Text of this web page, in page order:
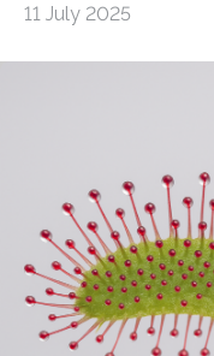
11 July 2025